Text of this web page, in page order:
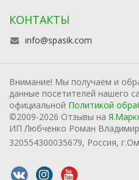
КОНТАКТЫ
info@spasik.com
Внимание! Мы получаем и
данные посетителей нашего
официальной Политикой
©2009-2026 Отзывы на
ИП Любченко Роман
320554300035679, Россия,